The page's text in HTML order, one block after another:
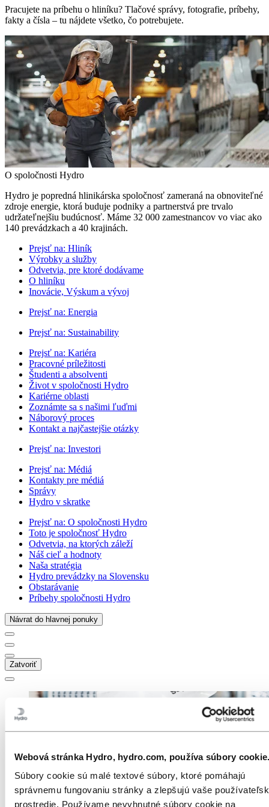
Webová stránka Hydro, hydro.com, používa súbory cookie.
Súbory cookie sú malé textové súbory, ktoré pomáhajú
správnemu fungovaniu stránky a zlepšujú vaše
prostredie. Používame nevyhnutné súbory cookie na
Pracujete na príbehu o hliníku? Tlačové správy, fotografie, príbehy,
fakty a čísla – tu nájdete všetko, čo potrebujete.
O spoločnosti Hydro
Hydro je popredná hlinikárska spoločnosť zameraná na obnoviteľné
zdroje energie, ktorá buduje podniky a partnerstvá pre trvalo
udržateľnejšiu budúcnosť. Máme 32 000 zamestnancov vo viac ako
140 prevádzkach a 40 krajinách.
Prejsť na: Hliník
Výrobky a služby
Odvetvia, pre ktoré dodávame
O hliníku
Inovácie, Výskum a vývoj
Prejsť na: Energia
Prejsť na: Sustainability
Prejsť na: Kariéra
Pracovné príležitosti
Študenti a absolventi
Život v spoločnosti Hydro
Kariérne oblasti
Zoznámte sa s našimi ľuďmi
Náborový proces
Kontakt a najčastejšie otázky
Prejsť na: Investori
Prejsť na: Médiá
Kontakty pre médiá
Správy
Hydro v skratke
Prejsť na: O spoločnosti Hydro
Toto je spoločnosť Hydro
Odvetvia, na ktorých záleží
Náš cieľ a hodnoty
Naša stratégia
Hydro prevádzky na Slovensku
Obstarávanie
Príbehy spoločnosti Hydro
Návrat do hlavnej ponuky
Zatvoriť